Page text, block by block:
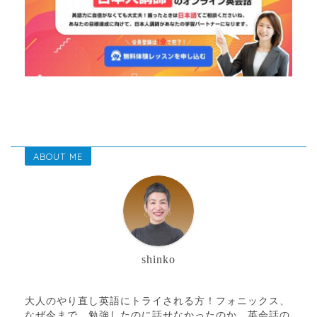
ABOUT ME
shinko
大人のやり直し英語にトライされる方！フォニックス、